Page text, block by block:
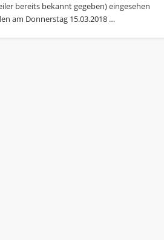
bereits bekannt gegeben) eingesehen
am Donnerstag 15.03.2018 …